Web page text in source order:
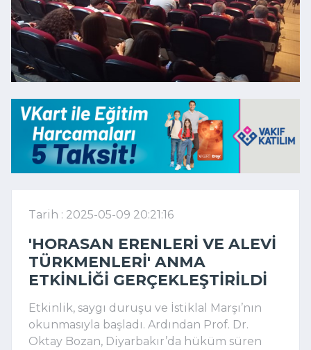
Tarih : 2025-05-09 20:21:16
'HORASAN ERENLERI VE ALEVI
TÜRKMENLERI' ANMA
ETKINLIĞI GERÇEKLEŞTIRILDI
Etkinlik, saygı duruşu ve İstiklal Marşı’nın
okunmasıyla başladı. Ardından Prof. Dr.
Oktay Bozan, Diyarbakır’da hüküm süren